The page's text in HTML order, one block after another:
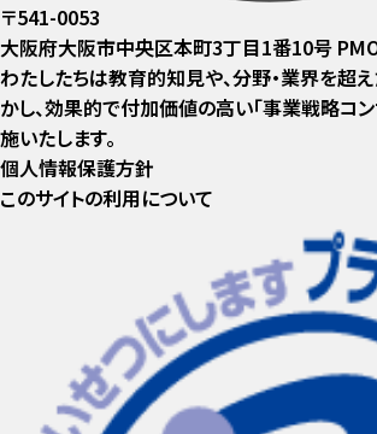
〒541-0053
大阪府大阪市中央区本町3丁目1番10号
わたしたちは教育的知見や、分野・業界を超
かし、効果的で付加価値の高い「事業戦略コン
施いたします。
個人情報保護方針
このサイトの利用について